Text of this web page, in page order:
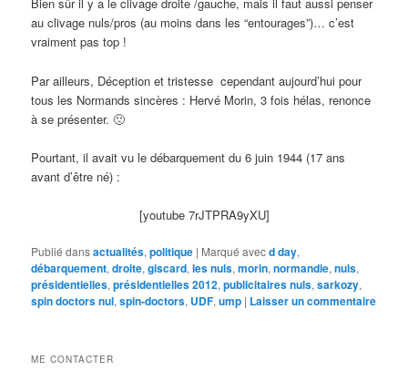
Bien sûr il y a le clivage droite /gauche, mais il faut aussi penser
au clivage nuls/pros (au moins dans les “entourages”)… c’est
vraiment pas top !
Par ailleurs, Déception et tristesse cependant aujourd’hui pour
tous les Normands sincères : Hervé Morin, 3 fois hélas, renonce
à se présenter. 🙁
Pourtant, il avait vu le débarquement du 6 juin 1944 (17 ans
avant d’être né) :
[youtube 7rJTPRA9yXU]
Publié dansactualités,politique | Marqué avecd day,
débarquement,droite,giscard,les nuls,morin,normandie,nuls,
présidentielles,présidentielles 2012,publicitaires nuls,sarkozy,
spin doctors nul,spin-doctors, UDF,ump | Laisser un commentaire
ME CONTACTER